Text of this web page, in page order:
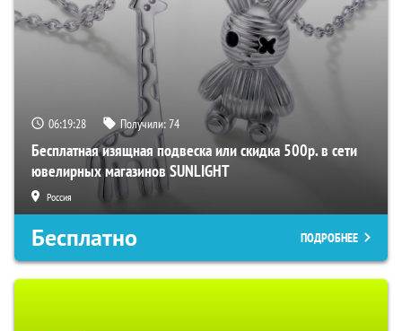
06:19:27 Получили:74
Бесплатная изящная подвеска или скидка 500р. в сети
ювелирных магазинов SUNLIGHT
Россия
Бесплатно ПОДРОБНЕЕ